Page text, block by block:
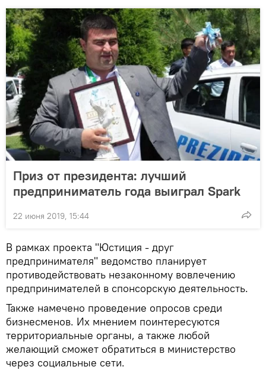
Приз от президента: лучший
предприниматель года выиграл Spark
22 июня 2019, 15:44
В рамках проекта "Юстиция - друг
предпринимателя" ведомство планирует
противодействовать незаконному вовлечению
предпринимателей в спонсорскую деятельность.
Также намечено проведение опросов среди
бизнесменов. Их мнением поинтересуются
территориальные органы, а также любой
желающий сможет обратиться в министерство
через социальные сети.